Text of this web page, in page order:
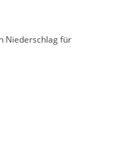
Niederschlag für